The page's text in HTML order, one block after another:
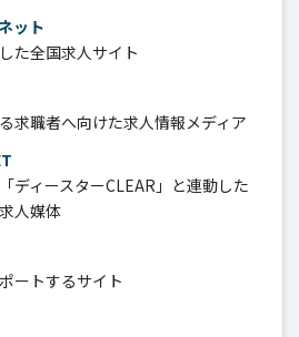
ット
た全国求人サイト
求職者へ向けた求人情報メディア
ディースターCLEAR」と連動した
人媒体
ートするサイト